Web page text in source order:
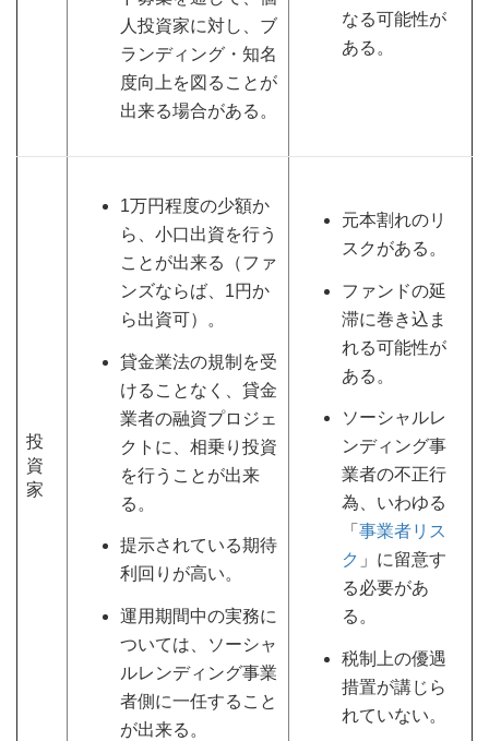
人投資家に対し、ブ
ランディング・知名
度向上を図ることが
出来る場合がある。
なる可能性が
ある。
投
資
家
1万円程度の少額か
ら、小口出資を行う
ことが出来る（ファ
ンズならば、1円か
ら出資可）。
貸金業法の規制を受
けることなく、貸金
業者の融資プロジェ
クトに、相乗り投資
を行うことが出来
る。
提示されている期待
利回りが高い。
運用期間中の実務に
ついては、ソーシャ
ルレンディング事業
者側に一任すること
が出来る。
元本割れのリ
スクがある。
ファンドの延
滞に巻き込ま
れる可能性が
ある。
ソーシャルレ
ンディング事
業者の不正行
為、いわゆる
「 事業者リス
ク 」に留意す
る必要があ
る。
税制上の優遇
措置が講じら
れていない。